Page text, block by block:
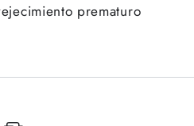
prematuro
deseos y ver los